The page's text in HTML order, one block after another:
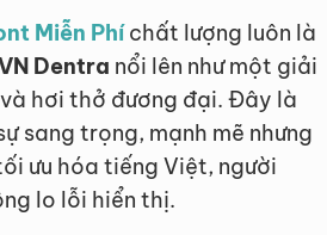
Miễn Phíchất lượng luôn là
Dentra nổi lên như một giải
hơi thở đương đại. Đây là
sang trọng, mạnh mẽ nhưng
ưu hóa tiếng Việt, người
lo lỗi hiển thị.